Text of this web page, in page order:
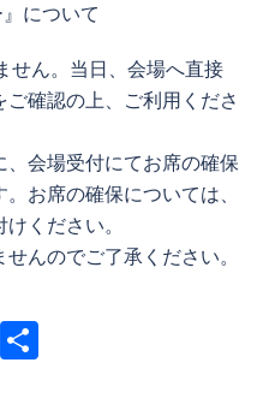
について
せん。当日、会場へ直接
確認の上、ご利用くださ
会場受付にてお席の確保
お席の確保については、
ください。
んのでご了承ください。
Facebook